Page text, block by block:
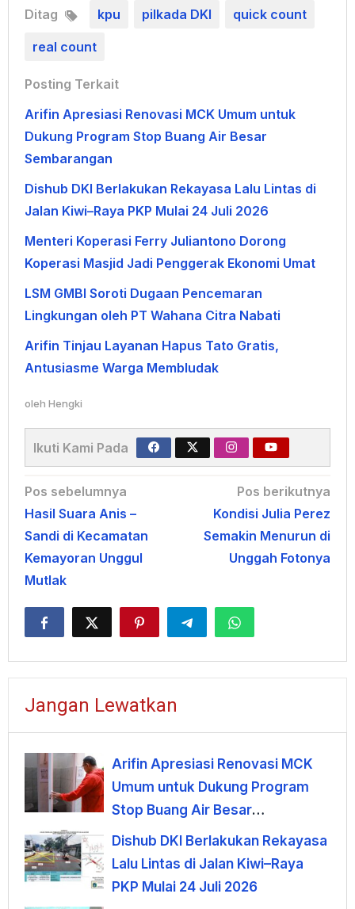
Ditag kpu pilkada DKI quick count
real count
Posting Terkait
Arifin Apresiasi Renovasi MCK Umum untuk
Dukung Program Stop Buang Air Besar
Sembarangan
Dishub DKI Berlakukan Rekayasa Lalu Lintas di
Jalan Kiwi–Raya PKP Mulai 24 Juli 2026
Menteri Koperasi Ferry Juliantono Dorong
Koperasi Masjid Jadi Penggerak Ekonomi Umat
LSM GMBI Soroti Dugaan Pencemaran
Lingkungan oleh PT Wahana Citra Nabati
Arifin Tinjau Layanan Hapus Tato Gratis,
Antusiasme Warga Membludak
oleh Hengki
Ikuti Kami Pada
Navigasi
pos
Pos sebelumnya
Hasil Suara Anis –
Sandi di Kecamatan
Kemayoran Unggul
Mutlak
Pos berikutnya
Kondisi Julia Perez
Semakin Menurun di
Unggah Fotonya
Jangan Lewatkan
Arifin Apresiasi Renovasi MCK
Umum untuk Dukung Program
Stop Buang Air Besar
Sembarangan
Dishub DKI Berlakukan Rekayasa
Lalu Lintas di Jalan Kiwi–Raya
PKP Mulai 24 Juli 2026